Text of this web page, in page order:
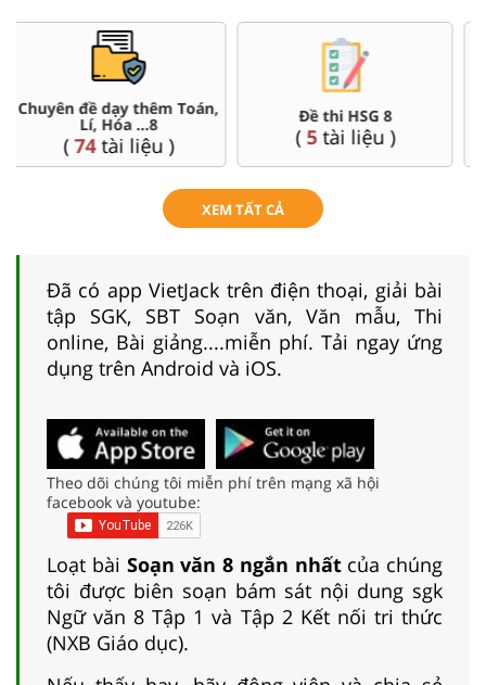
Đề thi HSG 8
(5tài liệu )
Trắc nghiệm đúng sai 8
( 12tài liệu )
XEM TẤT CẢ
Đã có app VietJack trên điện thoại, giải bài
tập SGK, SBT Soạn văn, Văn mẫu, Thi
online, Bài giảng....miễn phí. Tải ngay ứng
dụng trên Android và iOS.
Theo dõi chúng tôi miễn phí trên mạng xã hội
facebook và youtube:
Loạt bài Soạn văn 8 ngắn nhấtcủa chúng
tôi được biên soạn bám sát nội dung sgk
Ngữ văn 8 Tập 1 và Tập 2 Kết nối tri thức
(NXB Giáo dục).